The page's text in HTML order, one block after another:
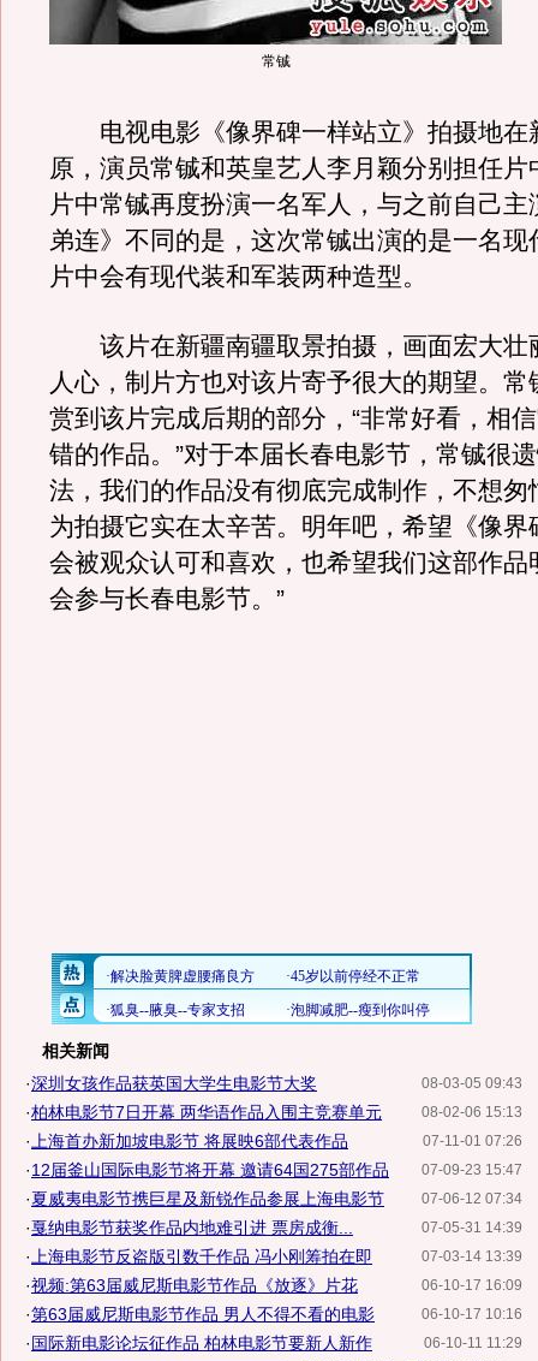
常铖
电视电影《像界碑一样站立》拍摄地在
原，演员常铖和英皇艺人李月颖分别担任片
片中常铖再度扮演一名军人，与之前自己主
弟连》不同的是，这次常铖出演的是一名现
片中会有现代装和军装两种造型。
该片在新疆南疆取景拍摄，画面宏大壮
人心，制片方也对该片寄予很大的期望。常
赏到该片完成后期的部分，“非常好看，相
错的作品。”对于本届长春电影节，常铖很
法，我们的作品没有彻底完成制作，不想匆
为拍摄它实在太辛苦。明年吧，希望《像界
会被观众认可和喜欢，也希望我们这部作品
会参与长春电影节。”
相关新闻
08-03-05 09:43
·深圳女孩作品获英国大学生电影节大奖
08-02-06 15:13
·柏林电影节7日开幕 两华语作品入围主竞赛单元
07-11-01 07:26
· 上海首办新加坡电影节 将展映6部代表作品
07-09-23 15:47
·12届釜山国际电影节将开幕 邀请64国275部作品
07-06-12 07:34
·夏威夷电影节携巨星及新锐作品参展上海电影节
07-05-31 14:39
·戛纳电影节获奖作品内地难引进 票房成衡...
07-03-14 13:39
· 上海电影节反盗版引数千作品 冯小刚筹拍在即
06-10-17 16:09
·视频:第63届威尼斯电影节作品《放逐》片花
06-10-17 10:16
·第63届威尼斯电影节作品 男人不得不看的电影
06-10-11 11:29
·国际新电影论坛征作品 柏林电影节要新人新作